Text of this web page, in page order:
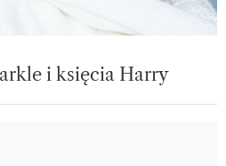
i księcia Harry